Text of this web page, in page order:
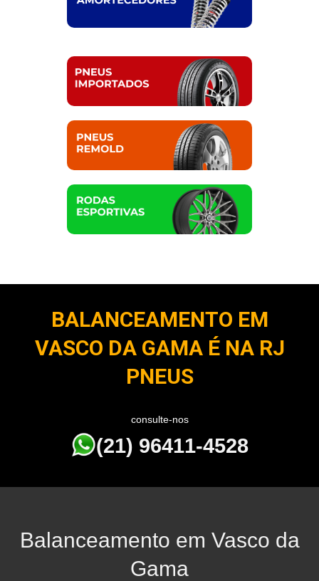
BALANCEAMENTO EM
VASCO DA GAMA É NA RJ
PNEUS
consulte-nos
(21) 96411-4528
Balanceamento em Vasco da
Gama